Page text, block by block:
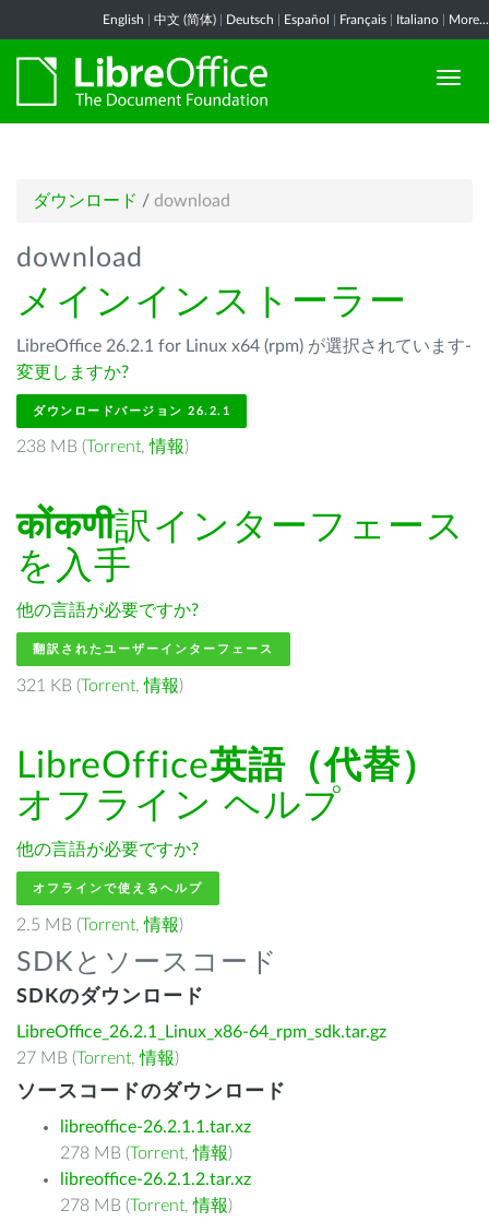
English 中文 (简体) Deutsch Español Français Italiano More...
ダウンロード / download
download
メインインストーラー
LibreOffice 26.2.1 for Linux x64 (rpm) が選択されています-
変更しますか?
ダウンロードバージョン 26.2.1
238 MB (Torrent,情報)
कोंकणी訳インターフェース
を入手
他の言語が必要ですか?
翻訳されたユーザーインターフェース
321 KB (Torrent,情報)
LibreOffice英語（代替）
オフライン ヘルプ
他の言語が必要ですか?
オフラインで使えるヘルプ
2.5 MB (Torrent,情報)
SDKとソースコード
SDKのダウンロード
LibreOffice_26.2.1_Linux_x86-64_rpm_sdk.tar.gz
27 MB (Torrent,情報)
ソースコードのダウンロード
libreoffice-26.2.1.1.tar.xz
278 MB (Torrent,情報)
libreoffice-26.2.1.2.tar.xz
278 MB (Torrent,情報)